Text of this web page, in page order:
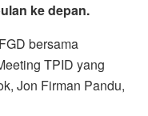
ke depan.
bersama
TPID yang
Jon Firman Pandu,